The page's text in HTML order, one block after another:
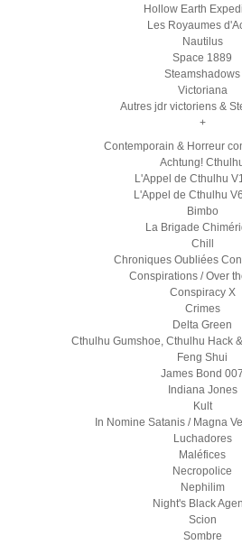
Hollow Earth
Les Royaumes
Nautilus
Space 1889
Steamshadows
Victoriana
Autres jdr victoriens &
+
Contemporain & Horreur
Achtung!
L'Appel de Cthulhu
L'Appel de Cthulhu
Bimbo
La Brigade
Chill
Chroniques Oubliées
Conspirations / Over
Conspiracy X
Crimes
Delta Green
Cthulhu Gumshoe, Cthulhu Hack
Feng Shui
James Bond 007
Indiana Jones
Kult
In Nomine Satanis / Magna
Luchadores
Maléfices
Necropolice
Nephilim
Night's Black
Scion
Sombre